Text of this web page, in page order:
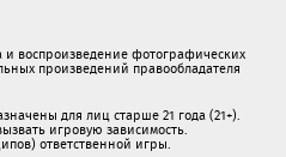
воспроизведение фотографических
произведений правообладателя
для лиц старше 21 года (21+).
игровую зависимость.
ответственной игры.